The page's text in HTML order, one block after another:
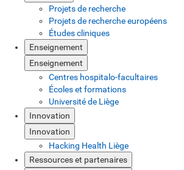
Projets de recherche
Projets de recherche européens
Études cliniques
Enseignement
Enseignement
Centres hospitalo-facultaires
Écoles et formations
Université de Liège
Innovation
Innovation
Hacking Health Liège
Ressources et partenaires